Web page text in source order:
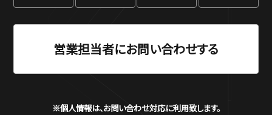
営業担当者にお問い合わせする
※個人情報は、お問い合わせ対応に利用致します。